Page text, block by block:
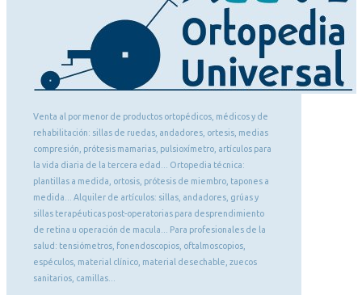
Venta al por menor de productos ortopédicos, médicos y de
rehabilitación: sillas de ruedas, andadores, ortesis, medias
compresión, prótesis mamarias, pulsioxímetro, artículos para
la vida diaria de la tercera edad... Ortopedia técnica:
plantillas a medida, ortosis, prótesis de miembro, tapones a
medida... Alquiler de artículos: sillas, andadores, grúas y
sillas terapéuticas post-operatorias para desprendimiento
de retina u operación de macula... Para profesionales de la
salud: tensiómetros, fonendoscopios, oftalmoscopios,
espéculos, material clínico, material desechable, zuecos
sanitarios, camillas...